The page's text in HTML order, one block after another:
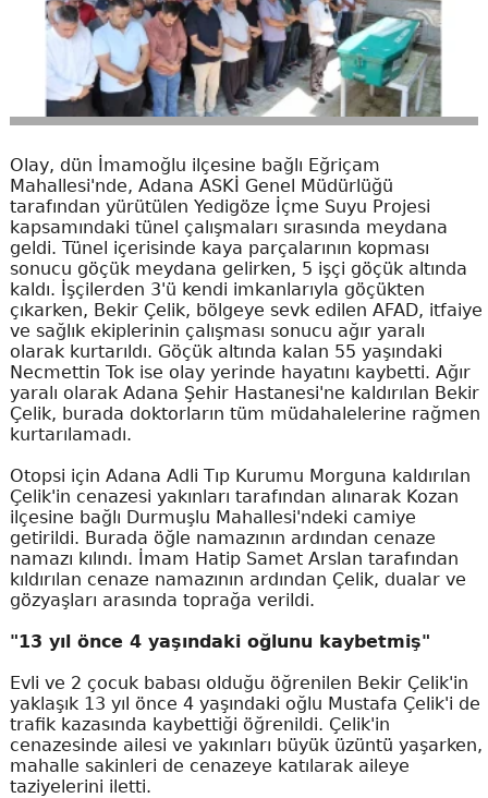
Olay, dün İmamoğlu ilçesine bağlı Eğriçam
Mahallesi'nde, Adana ASKİ Genel Müdürlüğü
tarafından yürütülen Yedigöze İçme Suyu Projesi
kapsamındaki tünel çalışmaları sırasında meydana
geldi. Tünel içerisinde kaya parçalarının kopması
sonucu göçük meydana gelirken, 5 işçi göçük altında
kaldı. İşçilerden 3'ü kendi imkanlarıyla göçükten
çıkarken, Bekir Çelik, bölgeye sevk edilen AFAD, itfaiye
ve sağlık ekiplerinin çalışması sonucu ağır yaralı
olarak kurtarıldı. Göçük altında kalan 55 yaşındaki
Necmettin Tok ise olay yerinde hayatını kaybetti. Ağır
yaralı olarak Adana Şehir Hastanesi'ne kaldırılan Bekir
Çelik, burada doktorların tüm müdahalelerine rağmen
kurtarılamadı.
Otopsi için Adana Adli Tıp Kurumu Morguna kaldırılan
Çelik'in cenazesi yakınları tarafından alınarak Kozan
ilçesine bağlı Durmuşlu Mahallesi'ndeki camiye
getirildi. Burada öğle namazının ardından cenaze
namazı kılındı. İmam Hatip Samet Arslan tarafından
kıldırılan cenaze namazının ardından Çelik, dualar ve
gözyaşları arasında toprağa verildi.
"13 yıl önce 4 yaşındaki oğlunu kaybetmiş"
Evli ve 2 çocuk babası olduğu öğrenilen Bekir Çelik'in
yaklaşık 13 yıl önce 4 yaşındaki oğlu Mustafa Çelik'i de
trafik kazasında kaybettiği öğrenildi. Çelik'in
cenazesinde ailesi ve yakınları büyük üzüntü yaşarken,
mahalle sakinleri de cenazeye katılarak aileye
taziyelerini iletti.